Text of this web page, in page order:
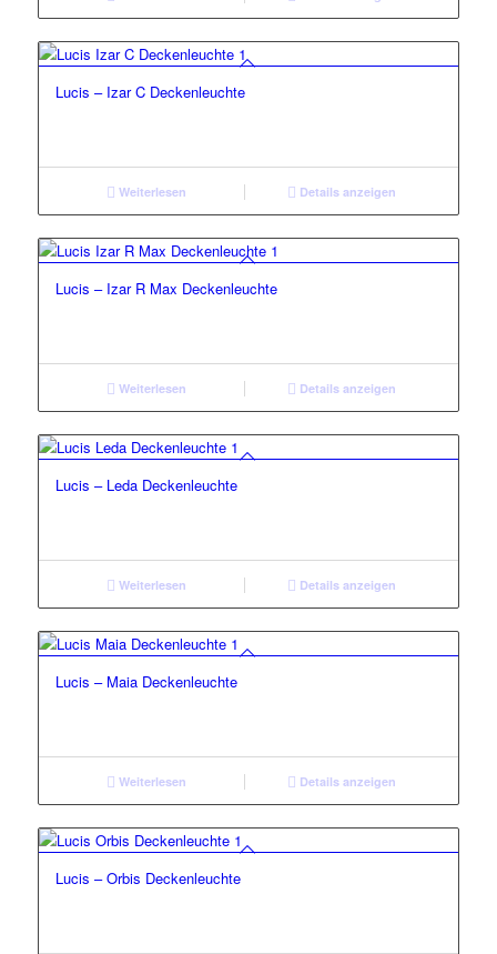
Lucis – Izar C Deckenleuchte
Weiterlesen Details anzeigen
Lucis – Izar R Max Deckenleuchte
Weiterlesen Details anzeigen
Lucis – Leda Deckenleuchte
Weiterlesen Details anzeigen
Lucis – Maia Deckenleuchte
Weiterlesen Details anzeigen
Lucis – Orbis Deckenleuchte